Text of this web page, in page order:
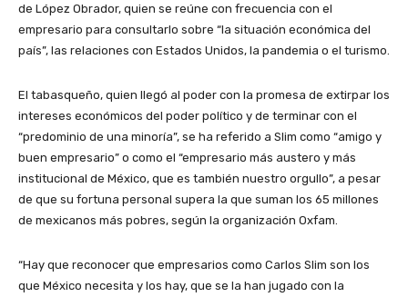
de López Obrador, quien se reúne con frecuencia con el
empresario para consultarlo sobre “la situación económica del
país”, las relaciones con Estados Unidos, la pandemia o el turismo.
El tabasqueño, quien llegó al poder con la promesa de extirpar los
intereses económicos del poder político y de terminar con el
“predominio de una minoría”, se ha referido a Slim como “amigo y
buen empresario” o como el “empresario más austero y más
institucional de México, que es también nuestro orgullo”, a pesar
de que su fortuna personal supera la que suman los 65 millones
de mexicanos más pobres, según la organización Oxfam.
“Hay que reconocer que empresarios como Carlos Slim son los
que México necesita y los hay, que se la han jugado con la